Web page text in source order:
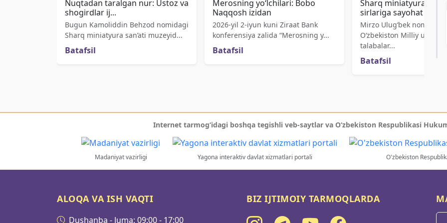
Nuqtadan taralgan nur: Ustoz va
shogirdlar ij...
Bugun Kamoliddin Behzod nomidagi
Sharq miniatyura san’ati muzeyid...
Batafsil
Merosning yo‘lchilari: Bobo
Naqqosh izidan
2026-yil 2-iyun kuni Ziraat Bank
konferensiya zalida “Merosning y...
Batafsil
Sharq miniatyura
sirlariga sayohat
Mirzo Ulug‘bek nomidagi
O‘zbekiston Milliy
talabalar...
Batafsil
Internet tarmog‘idagi boshqa tegishli veb-saytlar va O‘zbekiston Respublikasi
Madaniyat vazirligi Yagona interaktiv davlat xizmatlari portali O'zbekiston
ALOQA VA ISH VAQTI
Dushanba - Juma: 09:00 - 17:00
BIZ IJTIMOIY TARMOQLARDA